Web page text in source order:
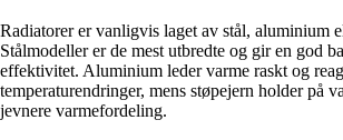
Radiatorer er vanligvis laget av stål, aluminium
Stålmodeller er de mest utbredte og gir en god
effektivitet. Aluminium leder varme raskt og
temperaturendringer, mens støpejern holder på
jevnere varmefordeling.